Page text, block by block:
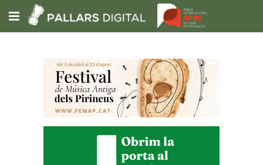
Subscriu-t'hi
Portada